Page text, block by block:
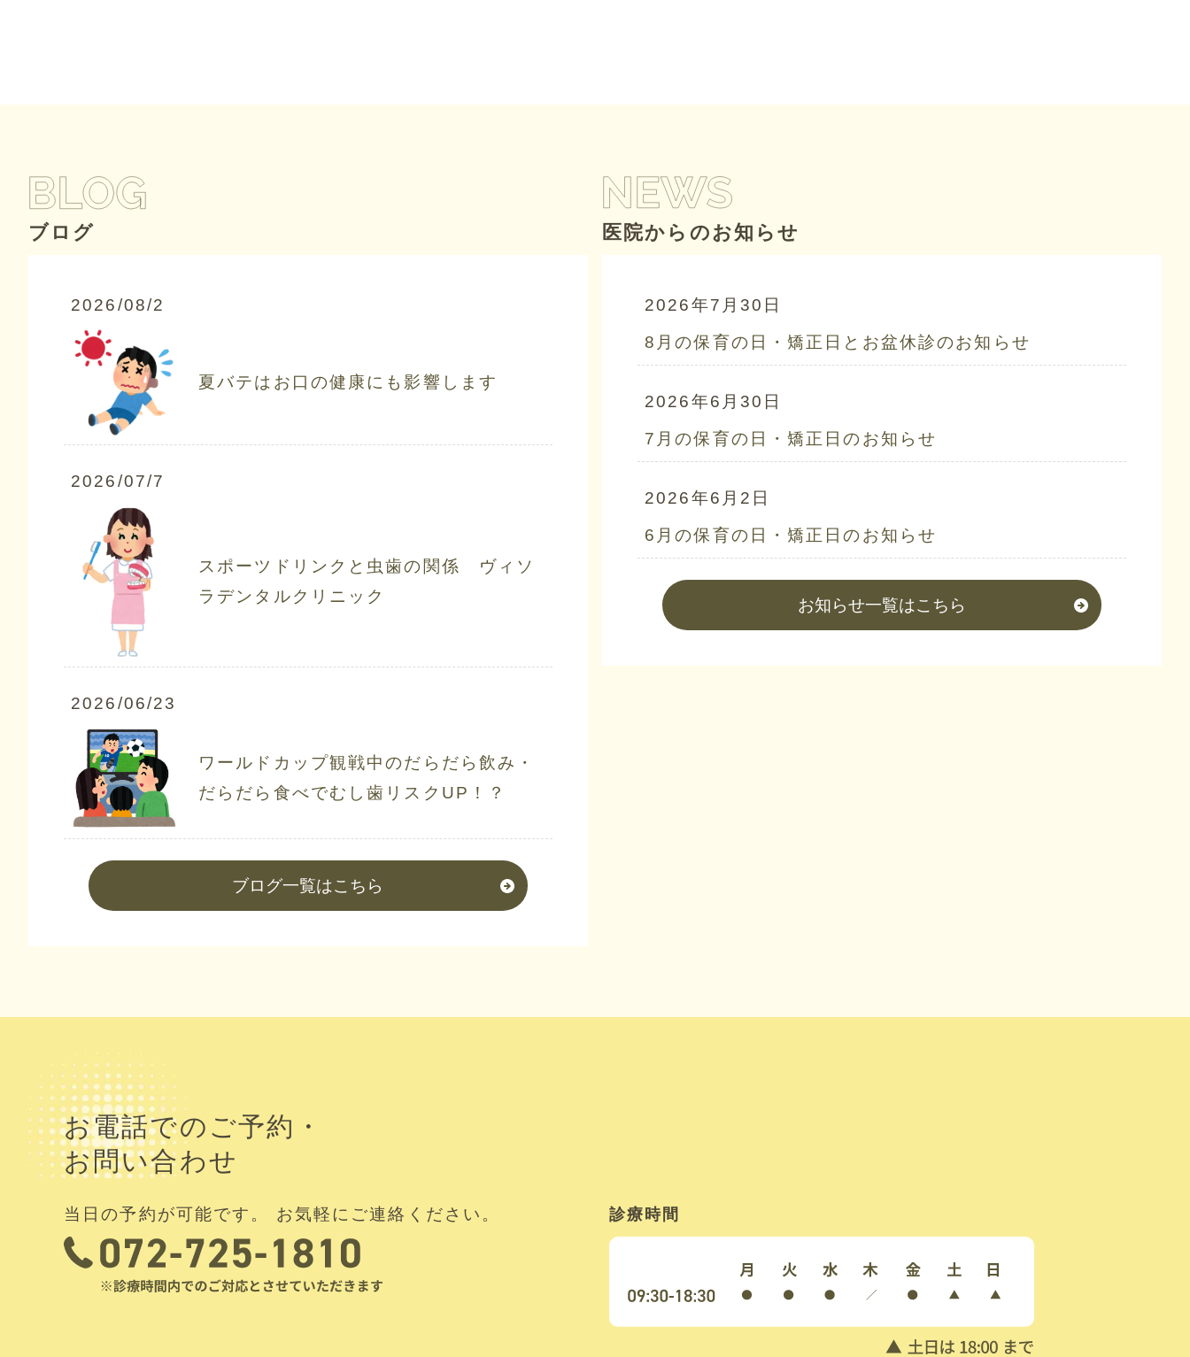
ブログ
2026/08/2
夏バテはお口の健康にも影響します
2026/07/7
スポーツドリンクと虫歯の関係 ヴィソ
ラデンタルクリニック
2026/06/23
ワールドカップ観戦中のだらだら飲み・
だらだら食べでむし歯リスクUP！？
ブログ一覧はこちら
医院からのお知らせ
2026年7月30日
8月の保育の日・矯正日とお盆休診のお知らせ
2026年6月30日
7月の保育の日・矯正日のお知らせ
2026年6月2日
6月の保育の日・矯正日のお知らせ
お知らせ一覧はこちら
お電話でのご予約・
お問い合わせ
当日の予約が可能です。 お気軽にご連絡ください。 診療時間